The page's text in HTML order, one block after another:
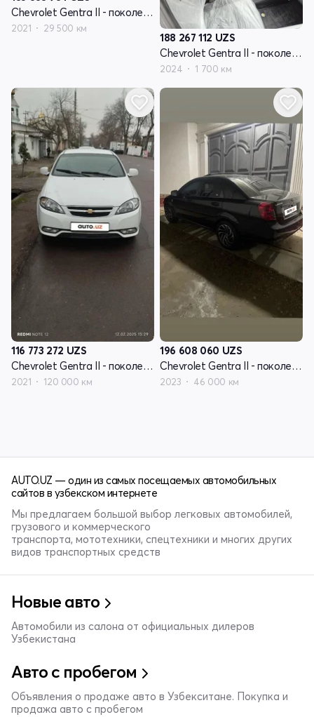
Chevrolet Gentra II - поколение
2021 29 500 км
188 267 112 UZS
Chevrolet Gentra II - поколение
2024 1 700 км
116 773 272 UZS
Chevrolet Gentra II - поколение
2021 120 000 км
196 608 060 UZS
Chevrolet Gentra II - поколение
2023 46 000 км
AUTO.UZ — один из самых посещаемых автомобильных
сайтов в узбекском интернете
Мы предлагаем большой выбор легковых автомобилей,
грузового и коммерческого
транспорта, мототехники, спецтехники и многих других
видов транспортных средств
Новые авто
Автомобили из салона от официальных дилеров
Узбекистана
Авто с пробегом
Объявления о продаже авто в Узбекситане. Покупка и
продажа авто с пробегом